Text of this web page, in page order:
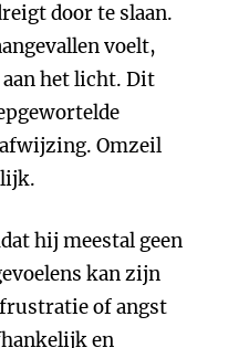
door te slaan.
voelt,
het licht. Dit
Omzeil
hij meestal geen
kan zijn
of angst
en